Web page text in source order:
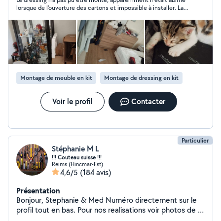
lorsque de l'ouverture des cartons et impossible à installer. La
tenté de faire de son mieux.
Montage de meuble en kit Montage de dressing en kit
Voir le profil Contacter
Particulier
Stéphanie M L
!!! Couteau suisse !!!
Reims (Hincmar-Est)
4,6/5 (184 avis)
Présentation
Bonjour, Stephanie & Med Numéro directement sur le
profil tout en bas. Pour nos realisations voir photos de "